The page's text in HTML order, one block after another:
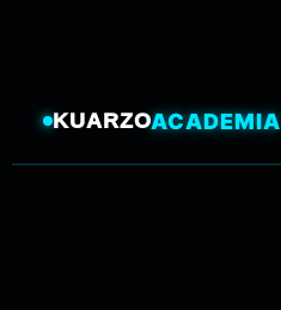
KUARZOACADEMIA